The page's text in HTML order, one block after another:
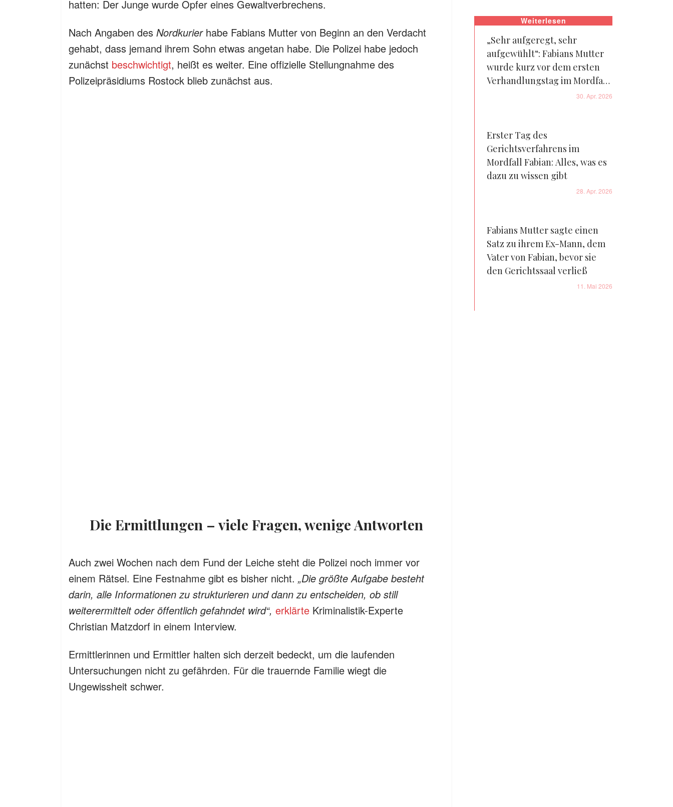
hatten: Der Junge wurde Opfer eines Gewaltverbrechens.
Nach Angaben des Nordkurierhabe Fabians Mutter von Beginn an den Verdacht
gehabt, dass jemand ihrem Sohn etwas angetan habe. Die Polizei habe jedoch
zunächst beschwichtigt, heißt es weiter. Eine offizielle Stellungnahme des
Polizeipräsidiums Rostock blieb zunächst aus.
Die Ermittlungen – viele Fragen, wenige Antworten
Auch zwei Wochen nach dem Fund der Leiche steht die Polizei noch immer vor
einem Rätsel. Eine Festnahme gibt es bisher nicht. „Die größte Aufgabe besteht
darin, alle Informationen zu strukturieren und dann zu entscheiden, ob still
weiterermittelt oder öffentlich gefahndet wird“, erklärte Kriminalistik-Experte
Christian Matzdorf in einem Interview.
Ermittlerinnen und Ermittler halten sich derzeit bedeckt, um die laufenden
Untersuchungen nicht zu gefährden. Für die trauernde Familie wiegt die
Ungewissheit schwer.
Weiterlesen
„Sehr aufgeregt, sehr
aufgewühlt“: Fabians Mutter
wurde kurz vor dem ersten
Verhandlungstag im Mordfall
ihres Sohnes gefilmt – Video
30. Apr. 2026
Erster Tag des
Gerichtsverfahrens im
Mordfall Fabian: Alles, was es
dazu zu wissen gibt
28. Apr. 2026
Fabians Mutter sagte einen
Satz zu ihrem Ex-Mann, dem
Vater von Fabian, bevor sie
den Gerichtssaal verließ
11. Mai 2026